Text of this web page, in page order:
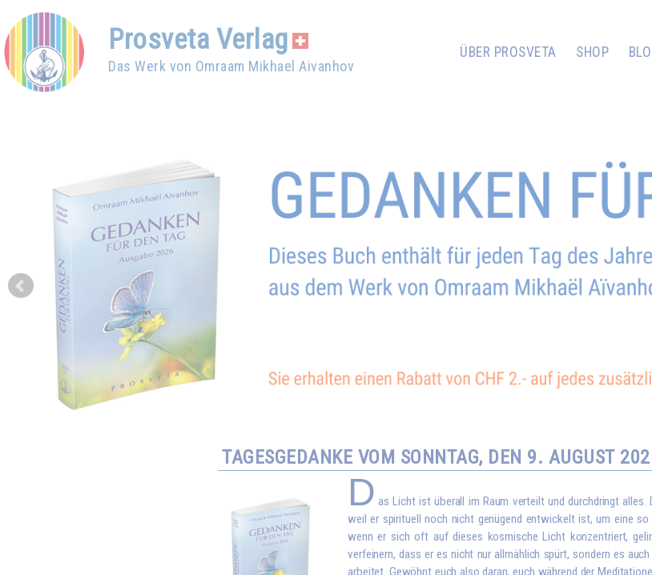
Prosveta Verlag
Das Werk von Omraam Mikhael Aivanhov
ÜBER PROSVETA SHOP
Prev
TAGESGEDANKE VOM SONNTAG, DEN 9. AUGUST
D as Licht ist überall im Raum verteilt und durchdringt
weil er spirituell noch nicht genügend entwickelt ist, um eine
wenn er sich oft auf dieses kosmische Licht konzentriert,
verfeinern, dass er es nicht nur allmählich spürt, sondern es
arbeitet. Gewöhnt euch also daran, euch während der